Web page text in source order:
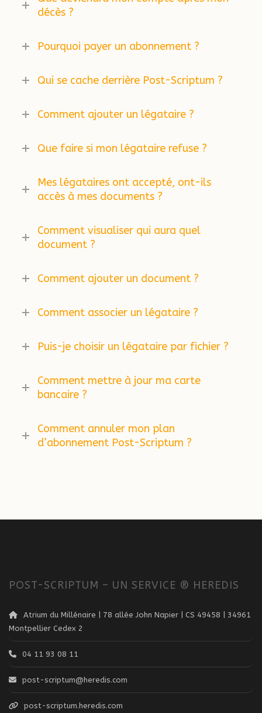
décès ?
Pourquoi payer un abonnement ?
Qui se cache derrière Post-Scriptum ?
Comment ajouter un légataire ?
Que faire si mon légataire refuse ?
Mes légataires ont accepté, ont-ils
accès à mes documents ?
Comment visualiser qui aura quel
document ?
Comment ajouter un document ?
Comment associer un légataire ?
Puis-je choisir un légataire par fichier ?
Comment mettre à jour ma carte
bancaire ?
Comment annuler mon plan
d’abonnement Post-Scriptum ?
POST-SCRIPTUM – UN SERVICE ® HEREDIS
Atrium du Millénaire | 78 allée John Napier | CS 49458 | 34961
Montpellier Cedex 2
04 11 93 08 11
post-scriptum@heredis.com
post-scriptum.heredis.com